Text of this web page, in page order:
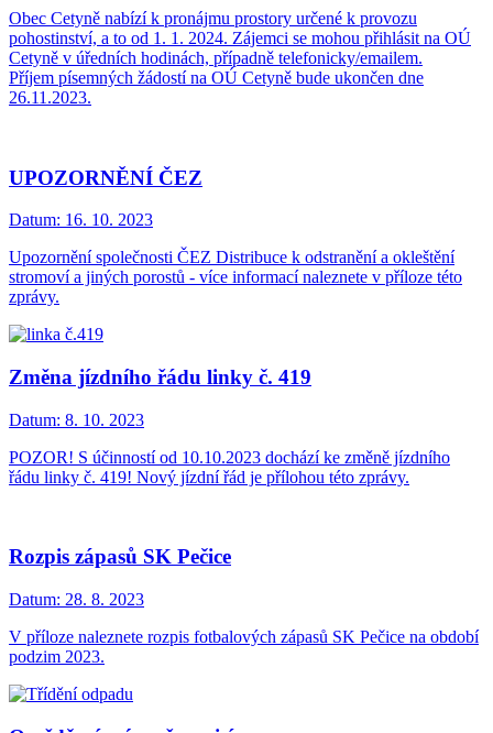
Obec Cetyně nabízí k pronájmu prostory určené k provozu
pohostinství, a to od 1. 1. 2024. Zájemci se mohou přihlásit na OÚ
Cetyně v úředních hodinách, případně telefonicky/emailem.
Příjem písemných žádostí na OÚ Cetyně bude ukončen dne
26.11.2023.
UPOZORNĚNÍ ČEZ
Datum: 16. 10. 2023
Upozornění společnosti ČEZ Distribuce k odstranění a okleštění
stromoví a jiných porostů - více informací naleznete v příloze této
zprávy.
Změna jízdního řádu linky č. 419
Datum: 8. 10. 2023
POZOR! S účinností od 10.10.2023 dochází ke změně jízdního
řádu linky č. 419! Nový jízdní řád je přílohou této zprávy.
Rozpis zápasů SK Pečice
Datum: 28. 8. 2023
V příloze naleznete rozpis fotbalových zápasů SK Pečice na období
podzim 2023.